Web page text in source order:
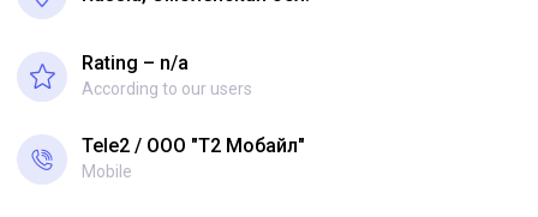
Rating – n/a
According to our users
Tele2 ООО "Т2 Мобайл"
Mobile